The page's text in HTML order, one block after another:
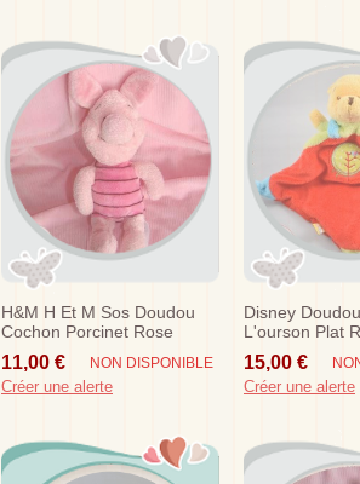
H&m H Et M Sos Doudou
Cochon Porcinet Rose
11,00 € NON DISPONIBLE
Créer une alerte
Disney
L'ourson Plat
Oiseau Sos
15,00 €
Créer une alerte